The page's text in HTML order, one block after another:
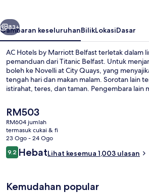
Seterusnya
83+
Gambaran keseluruhanBilikLokasiDasar
AC Hotels by Marriott Belfast terletak dalam
pemanduan dari Titanic Belfast. Untuk
boleh ke Novelli at City Quays, yang
tengah hari dan makan malam. Sorotan lain
istirahat, teres, dan taman. Pengembara lain
Harga
semasa
ialah
RM503
RM503
RM604 jumlah
termasuk cukai & fi
23 Ogo - 24 Ogo
Ulasan
9.29.2 daripada 10
HebatLihat kesemua 1,003 ulasan
Kemudahan popular